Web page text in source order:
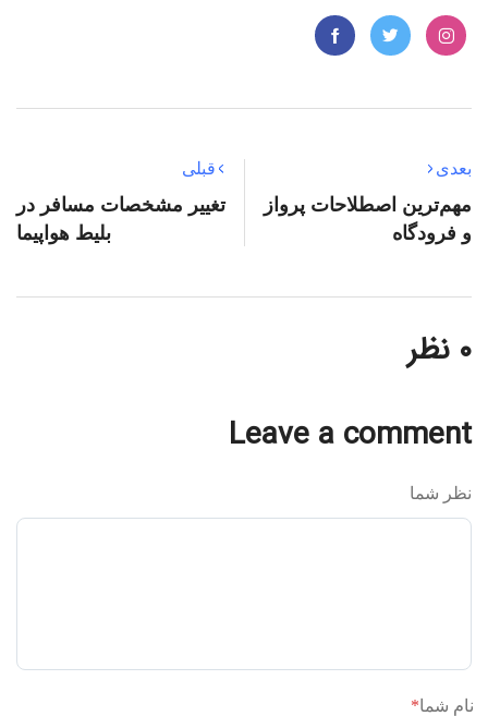
قبلی
تغییر مشخصات مسافر در
بلیط هواپیما
بعدی
مهم‌ترین اصطلاحات پرواز
و فرودگاه
۰ نظر
Leave a comment
نظر شما
نام شما*